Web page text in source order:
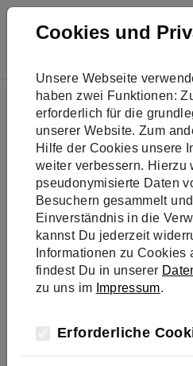
Skip to main navigation
Skip to main content
Skip to page footer
You are here:
Best Practice
GELSENWASSER AG – Wir
Technologie & Innovation
ER AG
denken in
Cookies und
Unsere Webseite
haben zwei Funktionen:
erforderlich für die
unserer Website. Zum
Hilfe der Cookies unsere
weiter verbessern. Hierzu
pseudonymisierte Daten
Besuchern gesammelt
Einverständnis in die
kannst Du jederzeit
Informationen zu Cookies
findest Du in unserer
zu uns im Impressum.
Erforderliche